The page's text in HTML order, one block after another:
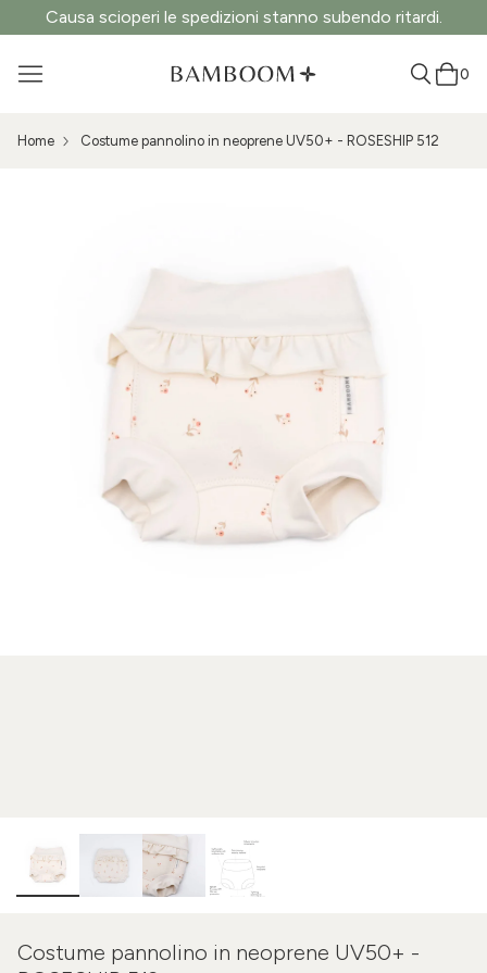
Causa scioperi le spedizioni stanno subendo ritardi.
0
Home Costume pannolino in neoprene UV50+ - ROSESHIP 512
Costume pannolino in neoprene UV50+ -